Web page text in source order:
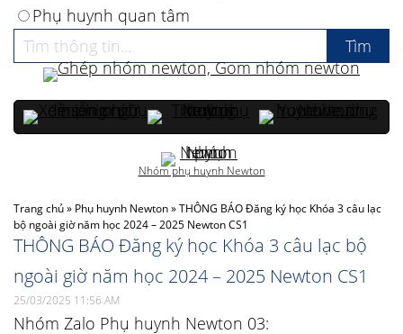
Trang chủ» Phụ huynh Newton»THÔNG BÁO Đăng ký học Khóa 3 câu lạc
bộ ngoài giờ năm học 2024 – 2025 Newton CS1
THÔNG BÁO Đăng ký học Khóa 3 câu lạc bộ
ngoài giờ năm học 2024 – 2025 Newton CS1
25/03/2025 11:56 AM
Nhóm Zalo Phụ huynh Newton 03:
Phụ huynh quan tâm
Nhóm phụ huynh Newton